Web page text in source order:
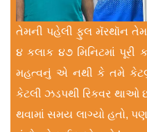
તેમની પહેલી ફુલ મૅરથૉન
૪ કલાક ૪૭ મિનિટમાં પૂરી
મહત્વનું એ નથી કે તમે
કેટલી ઝડપથી રિકવર થાઓ
થવામાં સમય લાગ્યો હતો,